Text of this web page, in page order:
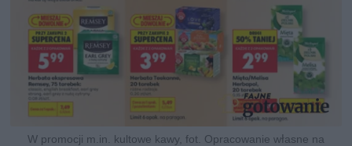
W promocji m.in. kultowe kawy, fot. Opracowanie własne na